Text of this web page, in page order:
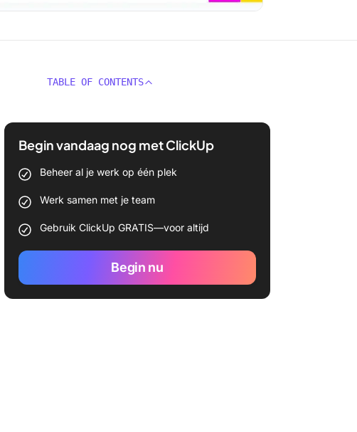
TABLE OF CONTENTS
Begin vandaag nog met ClickUp
Beheer al je werk op één plek
Werk samen met je team
Gebruik ClickUp GRATIS—voor altijd
Begin nu